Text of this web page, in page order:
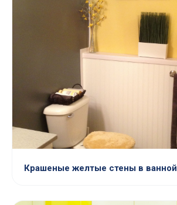
Крашеные желтые стены в ванной